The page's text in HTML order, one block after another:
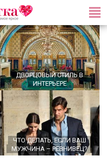
ДВОРЦОВЫЙ СТИЛЬ В
ИНТЕРЬЕРЕ
ЧТО ДЕЛАТЬ, ЕСЛИ ВАШ
МУЖЧИНА – РЕВНИВЕЦ?